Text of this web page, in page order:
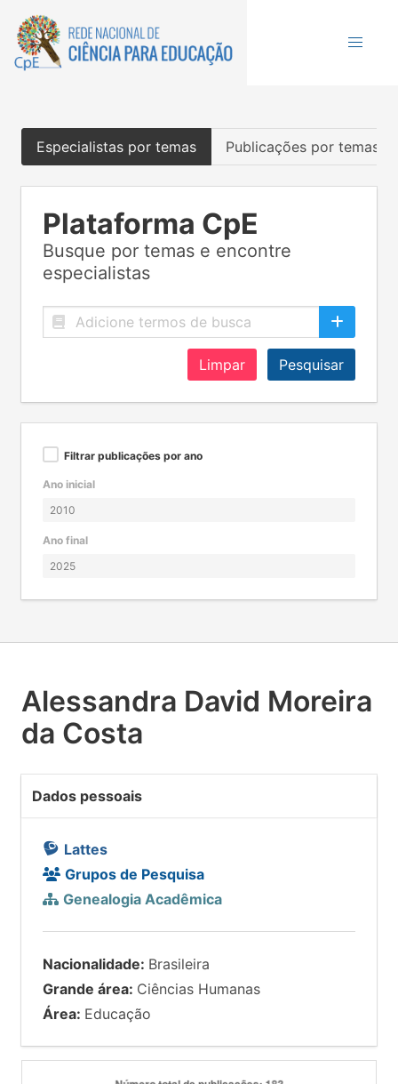
Especialistas por temas Publicações por temas
Plataforma CpE
Busque por temas e encontre
especialistas
Limpar Pesquisar
Filtrar publicações por ano
Ano inicial
Ano final
Alessandra David Moreira
da Costa
Dados pessoais
Lattes
Grupos de Pesquisa
Genealogia Acadêmica
Nacionalidade: Brasileira
Grande área: Ciências Humanas
Área: Educação